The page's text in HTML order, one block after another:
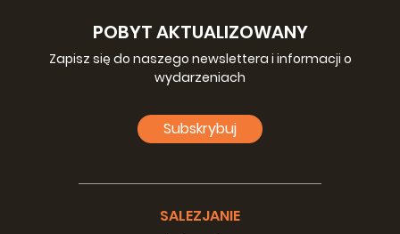
POBYT AKTUALIZOWANY
Zapisz się do naszego newslettera i informacji o
wydarzeniach
Subskrybuj
SALEZJANIE